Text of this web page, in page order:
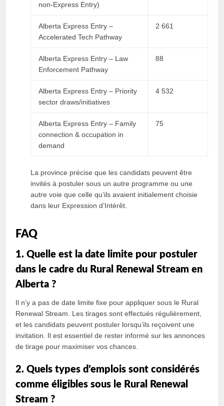
non-Express Entry)
Alberta Express Entry –
Accelerated Tech Pathway
2 661
Alberta Express Entry – Law
Enforcement Pathway
88
Alberta Express Entry – Priority
sector draws/initiatives
4 532
Alberta Express Entry – Family
connection & occupation in
demand
75
La province précise que les candidats peuvent être
invités à postuler sous un autre programme ou une
autre voie que celle qu’ils avaient initialement choisie
dans leur Expression d’Intérêt.
FAQ
1. Quelle est la date limite pour postuler
dans le cadre du Rural Renewal Stream en
Alberta ?
Il n’y a pas de date limite fixe pour appliquer sous le Rural
Renewal Stream. Les tirages sont effectués régulièrement,
et les candidats peuvent postuler lorsqu’ils reçoivent une
invitation. Il est essentiel de rester informé sur les annonces
de tirage pour maximiser vos chances.
2. Quels types d’emplois sont considérés
comme éligibles sous le Rural Renewal
Stream ?